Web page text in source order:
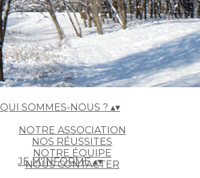
ACCUEIL▴ ▾
QUI SOMMES-NOUS ? ▴▾
NOTRE ASSOCIATION
NOS RÉUSSITES
NOTRE ÉQUIPE
NOUS CONTACTER
JE M'INFORME▴▾